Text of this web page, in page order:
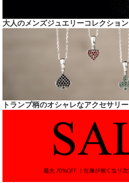
大人のメンズジュエリーコレクション
トランプ柄のオシャレなアクセサリー